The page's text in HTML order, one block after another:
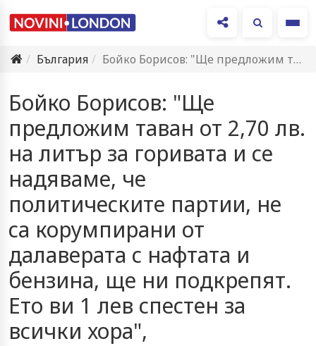
България
Бойко Борисов: "Ще предложим таван от 2,70 лв. на литър…
Бойко Борисов: "Ще
предложим таван от 2,70 лв.
на литър за горивата и се
надяваме, че
политическите партии, не
са корумпирани от
далаверата с нафтата и
бензина, ще ни подкрепят.
Ето ви 1 лев спестен за
всички хора",